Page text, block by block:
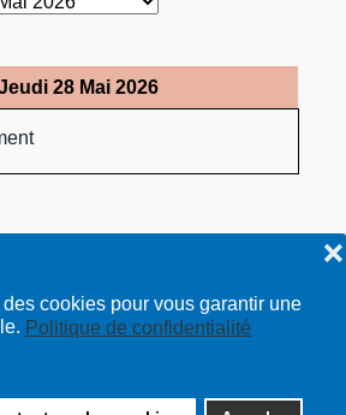
cookies pour vous garantir une
Politique de confidentialité
❌
28 Mai 2026
- tous droits réservés | site :